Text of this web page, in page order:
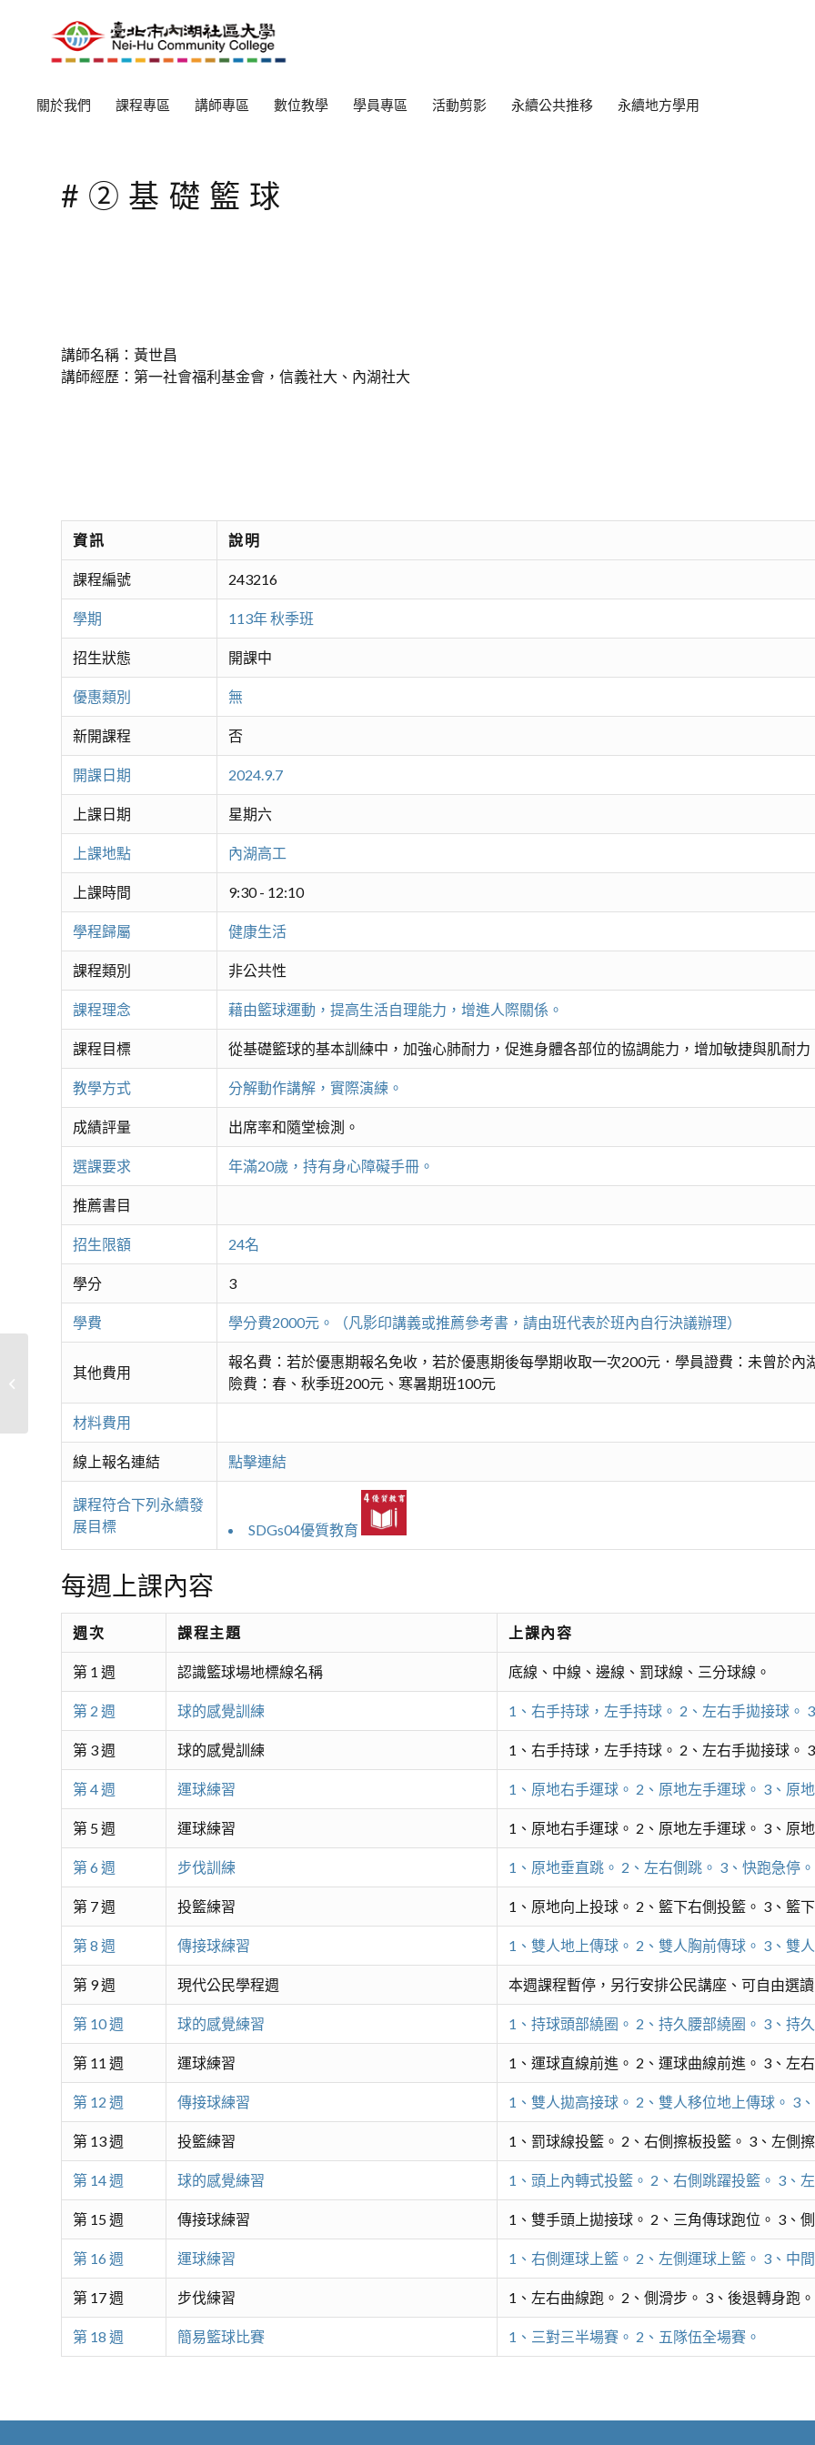
關於我們 課程專區 講師專區 數位教學 學員專區 活動剪影 永續公共推移 永續地方學用
#②基礎籃球
講師名稱：黃世昌
講師經歷：第一社會福利基金會，信義社大、內湖社大
資訊 說明
課程編號 243216
學期 113年 秋季班
招生狀態 開課中
優惠類別 無
新開課程 否
開課日期 2024.9.7
上課日期 星期六
上課地點 內湖高工
上課時間 9:30 - 12:10
學程歸屬 健康生活
課程類別 非公共性
課程理念 藉由籃球運動，提高生活自理能力，增進人際關係。
課程目標 從基礎籃球的基本訓練中，加強心肺耐力，促進身體各部位的協調能力，增加敏捷與肌耐力
教學方式 分解動作講解，實際演練。
成績評量 出席率和隨堂檢測。
選課要求 年滿20歲，持有身心障礙手冊。
推薦書目
招生限額 24名
學分 3
學費 學分費2000元。（凡影印講義或推薦參考書，請由班代表於班內自行決議辦理）
其他費用
報名費：若於優惠期報名免收，若於優惠期後每學期收取一次200元．學員證費：未曾於
險費：春、秋季班200元、寒暑期班100元
材料費用
線上報名連結 點擊連結
課程符合下列永續發
展目標
SDGs04優質教育
每週上課內容
週次 課程主題 上課內容
第 1 週 認識籃球場地標線名稱 底線、中線、邊線、罰球線、三分球線。
第 2 週 球的感覺訓練 1、右手持球，左手持球。 2、左右手拋接球。
第 3 週 球的感覺訓練 1、右手持球，左手持球。 2、左右手拋接球。
第 4 週 運球練習 1、原地右手運球。 2、原地左手運球。 3、原
第 5 週 運球練習 1、原地右手運球。 2、原地左手運球。 3、原
第 6 週 步伐訓練 1、原地垂直跳。 2、左右側跳。 3、快跑急停。
第 7 週 投籃練習 1、原地向上投球。 2、籃下右側投籃。 3、籃
第 8 週 傳接球練習 1、雙人地上傳球。 2、雙人胸前傳球。 3、雙
第 9 週 現代公民學程週 本週課程暫停，另行安排公民講座、可自由選
第 10 週 球的感覺練習 1、持球頭部繞圈。 2、持久腰部繞圈。 3、持
第 11 週 運球練習 1、運球直線前進。 2、運球曲線前進。 3、左
第 12 週 傳接球練習 1、雙人拋高接球。 2、雙人移位地上傳球。 3
第 13 週 投籃練習 1、罰球線投籃。 2、右側擦板投籃。 3、左側
第 14 週 球的感覺練習 1、頭上內轉式投籃。 2、右側跳躍投籃。 3、
第 15 週 傳接球練習 1、雙手頭上拋接球。 2、三角傳球跑位。 3、
第 16 週 運球練習 1、右側運球上籃。 2、左側運球上籃。 3、中
第 17 週 步伐練習 1、左右曲線跑。 2、側滑步。 3、後退轉身跑。
第 18 週 簡易籃球比賽 1、三對三半場賽。 2、五隊伍全場賽。
#高爾夫教學